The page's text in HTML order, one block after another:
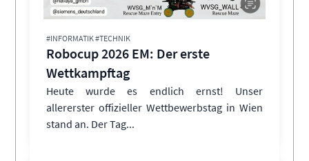
#INFORMATIK #TECHNIK
Robocup 2026 EM: Der erste
Wettkampftag
Heute wurde es endlich ernst! Unser
allererster offizieller Wettbewerbstag in Wien
stand an. Der Tag...